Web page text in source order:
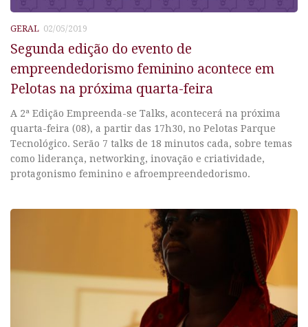
GERAL 02/05/2019
Segunda edição do evento de
empreendedorismo feminino acontece em
Pelotas na próxima quarta-feira
A 2ª Edição Empreenda-se Talks, acontecerá na próxima
quarta-feira (08), a partir das 17h30, no Pelotas Parque
Tecnológico. Serão 7 talks de 18 minutos cada, sobre temas
como liderança, networking, inovação e criatividade,
protagonismo feminino e afroempreendedorismo.